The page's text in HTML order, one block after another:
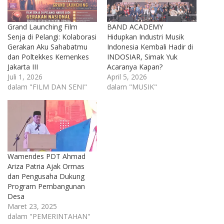
Grand Launching Film
Senja di Pelangi: Kolaborasi
Gerakan Aku Sahabatmu
dan Poltekkes Kemenkes
Jakarta III
Juli 1, 2026
dalam "FILM DAN SENI"
BAND ACADEMY
Hidupkan Industri Musik
Indonesia Kembali Hadir di
INDOSIAR, Simak Yuk
Acaranya Kapan?
April 5, 2026
dalam "MUSIK"
Wamendes PDT Ahmad
Ariza Patria Ajak Ormas
dan Pengusaha Dukung
Program Pembangunan
Desa
Maret 23, 2025
dalam "PEMERINTAHAN"